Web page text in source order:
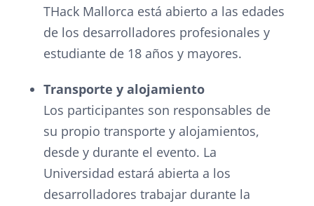
THack Mallorca está abierto a las edades
de los desarrolladores profesionales y
estudiante de 18 años y mayores.
Transporte y alojamiento
Los participantes son responsables de
su propio transporte y alojamientos,
desde y durante el evento. La
Universidad estará abierta a los
desarrolladores trabajar durante la